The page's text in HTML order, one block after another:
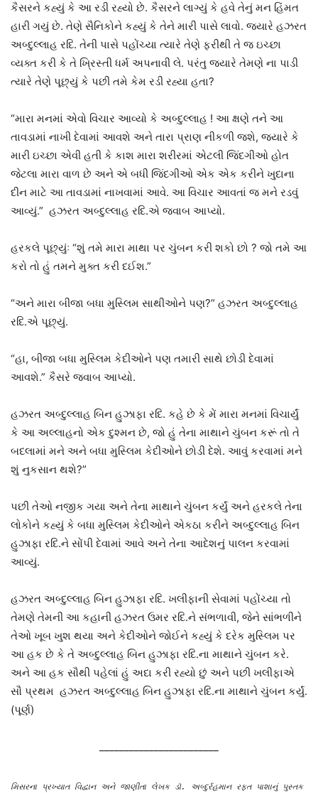
કૈસરને કહ્યું કે આ રડી રહ્યો છે. કૈસરને લાગ્યું કે હવે તેનું મન હિંમત
હારી ગયું છે. તેણે સૈનિકોને કહ્યું કે તેને મારી પાસે લાવો. જ્યારે હઝરત
અબ્દુલ્લાહ રદિ. તેની પાસે પહોંચ્યા ત્યારે તેણે ફરીથી તે જ ઇચ્છા
વ્યક્ત કરી કે તે ખ્રિસ્તી ધર્મ અપનાવી લે. પરંતુ જ્યારે તેમણે ના પાડી
ત્યારે તેણે પૂછ્યું કે પછી તમે કેમ રડી રહ્યા હતા?
“મારા મનમાં એવો વિચાર આવ્યો કે અબ્દુલ્લાહ ! આ ક્ષણે તને આ
તાવડામાં નાખી દેવામાં આવશે અને તારા પ્રાણ નીકળી જશે, જ્યારે કે
મારી ઇચ્છા એવી હતી કે કાશ મારા શરીરમાં એટલી જિંદગીઓ હોત
જેટલા મારા વાળ છે અને એ બધી જિંદગીઓ એક એક કરીને ખુદાના
દીન માટે આ તાવડામાં નાખવામાં આવે. આ વિચાર આવતાં જ મને રડવું
આવ્યું.” હઝરત અબ્દુલ્લાહ રદિ.એ જવાબ આપ્યો.
હરકલે પૂછ્યુંઃ “શું તમે મારા માથા પર ચુંબન કરી શકો છો ? જો તમે આ
કરો તો હું તમને મુક્ત કરી દઈશ.”
“અને મારા બીજા બધા મુસ્લિમ સાથીઓને પણ?” હઝરત અબ્દુલ્લાહ
રદિ.એ પૂછ્યું.
“હા, બીજા બધા મુસ્લિમ કેદીઓને પણ તમારી સાથે છોડી દેવામાં
આવશે.” કૈસરે જવાબ આપ્યો.
હઝરત અબ્દુલ્લાહ બિન હુઝાફા રદિ. કહે છે કે મેં મારા મનમાં વિચાર્યું
કે આ અલ્લાહનો એક દુશ્મન છે, જો હું તેના માથાને ચુંબન કરૂં તો તે
બદલામાં મને અને બધા મુસ્લિમ કેદીઓને છોડી દેશે. આવું કરવામાં મને
શું નુકસાન થશે?”
પછી તેઓ નજીક ગયા અને તેના માથાને ચુંબન કર્યું અને હરકલે તેના
લોકોને કહ્યું કે બધા મુસ્લિમ કેદીઓને એકઠા કરીને અબ્દુલ્લાહ બિન
હુઝાફા રદિ.ને સોંપી દેવામાં આવે અને તેના આદેશનું પાલન કરવામાં
આવ્યું.
હઝરત અબ્દુલ્લાહ બિન હુઝાફા રદિ. ખલીફાની સેવામાં પહોંચ્યા તો
તેમણે તેમની આ કહાની હઝરત ઉમર રદિ.ને સંભળાવી, જેને સાંભળીને
તેઓ ખૂબ ખુશ થયા અને કેદીઓને જોઈને કહ્યું કે દરેક મુસ્લિમ પર
આ હક છે કે તે અબ્દુલ્લાહ બિન હુઝાફા રદિ.ના માથાને ચુંબન કરે.
અને આ હક સૌથી પહેલાં હું અદા કરી રહ્યો છું અને પછી ખલીફાએ
સૌ પ્રથમ હઝરત અબ્દુલ્લાહ બિન હુઝાફા રદિ.ના માથાને ચુંબન કર્યું.
(પૂર્ણ)
મિસરના પ્રખ્યાત વિદ્વાન અને જાણીતા લેખક ડૉ. અબ્દુર્રહમાન રફત પાશાનું પુસ્તક